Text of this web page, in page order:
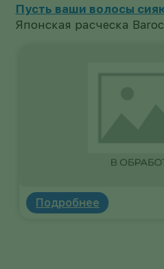
Французская шкатулка-
также дополнительным
отделан экокожей
Подробнее